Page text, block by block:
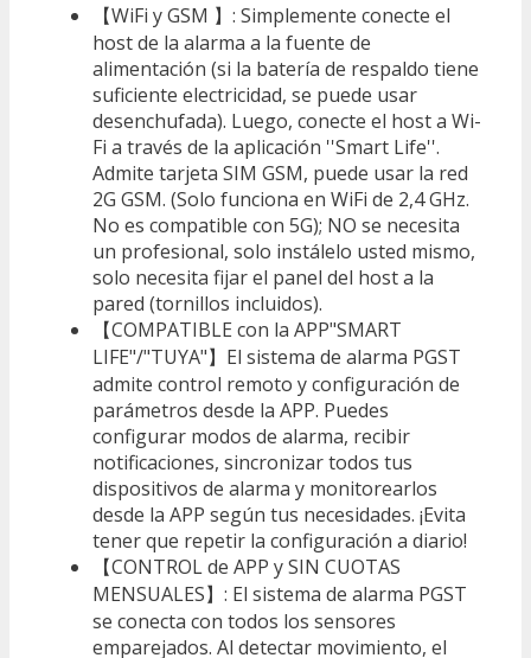
【WiFi y GSM 】: Simplemente conecte el
host de la alarma a la fuente de
alimentación (si la batería de respaldo tiene
suficiente electricidad, se puede usar
desenchufada). Luego, conecte el host a Wi-
Fi a través de la aplicación ''Smart Life''.
Admite tarjeta SIM GSM, puede usar la red
2G GSM. (Solo funciona en WiFi de 2,4 GHz.
No es compatible con 5G); NO se necesita
un profesional, solo instálelo usted mismo,
solo necesita fijar el panel del host a la
pared (tornillos incluidos).
【COMPATIBLE con la APP"SMART
LIFE"/"TUYA"】El sistema de alarma PGST
admite control remoto y configuración de
parámetros desde la APP. Puedes
configurar modos de alarma, recibir
notificaciones, sincronizar todos tus
dispositivos de alarma y monitorearlos
desde la APP según tus necesidades. ¡Evita
tener que repetir la configuración a diario!
【CONTROL de APP y SIN CUOTAS
MENSUALES】: El sistema de alarma PGST
se conecta con todos los sensores
emparejados. Al detectar movimiento, el